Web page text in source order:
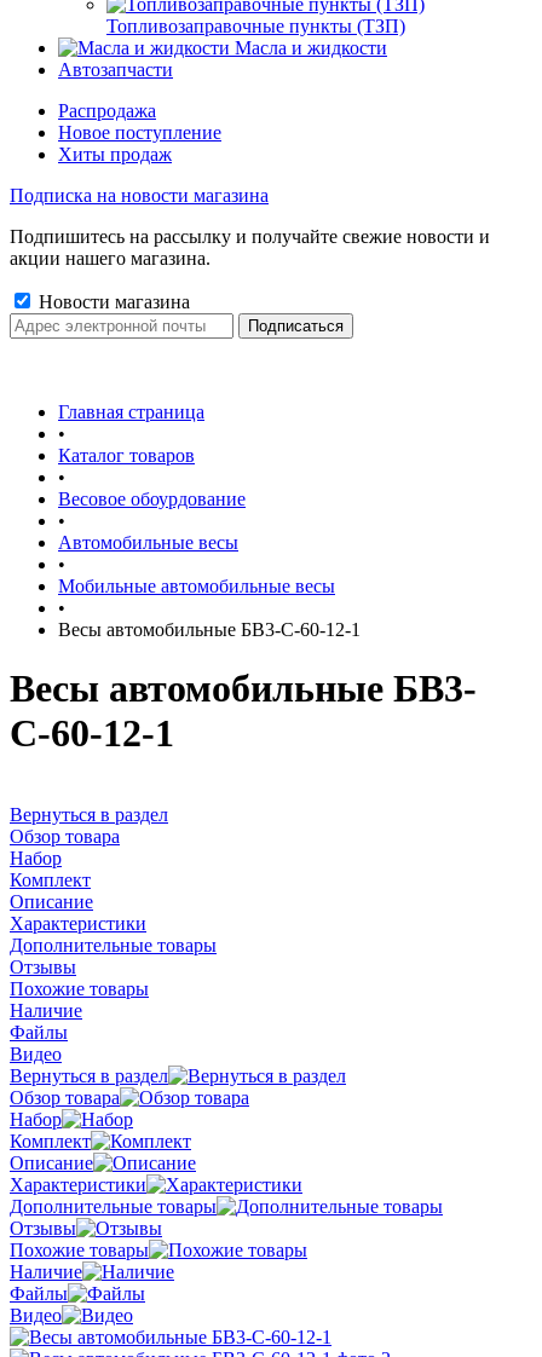
Топливозаправочные пункты (ТЗП)
Масла и жидкости
Автозапчасти
Распродажа
Новое поступление
Хиты продаж
Подписка на новости магазина
Подпишитесь на рассылку и получайте свежие новости и
акции нашего магазина.
Новости магазина
Главная страница
•
Каталог товаров
•
Весовое обоурдование
•
Автомобильные весы
•
Мобильные автомобильные весы
•
Весы автомобильные БВ3-С-60-12-1
Весы автомобильные БВ3-
С-60-12-1
Вернуться в раздел
Обзор товара
Набор
Комплект
Описание
Характеристики
Дополнительные товары
Отзывы
Похожие товары
Наличие
Файлы
Видео
Вернуться в раздел
Обзор товара
Набор
Комплект
Описание
Характеристики
Дополнительные товары
Отзывы
Похожие товары
Наличие
Файлы
Видео